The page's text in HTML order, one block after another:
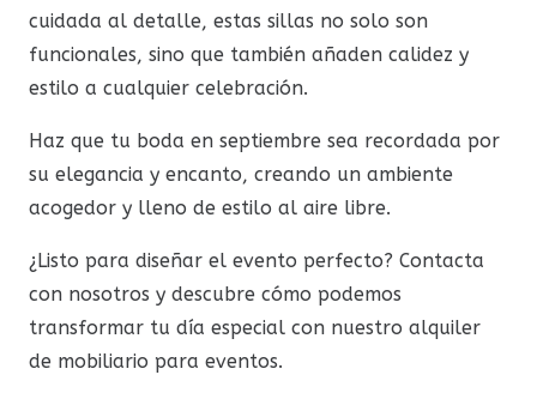
cuidada al detalle, estas sillas no solo son
funcionales, sino que también añaden calidez y
estilo a cualquier celebración.
Haz que tu boda en septiembre sea recordada por
su elegancia y encanto, creando un ambiente
acogedor y lleno de estilo al aire libre.
¿Listo para diseñar el evento perfecto? Contacta
con nosotros y descubre cómo podemos
transformar tu día especial con nuestro alquiler
de mobiliario para eventos.